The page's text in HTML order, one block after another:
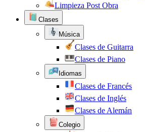
Limpieza Post Obra
Clases
Música
Clases de Guitarra
Clases de Piano
Idiomas
Clases de Francés
Clases de Inglés
Clases de Alemán
Colegio